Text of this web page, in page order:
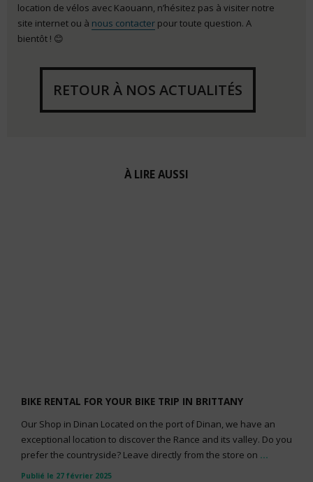
location de vélos avec Kaouann, n’hésitez pas à visiter notre
site internet ou à nous contacter pour toute question. A
bientôt ! 😊
RETOUR À NOS ACTUALITÉS
À LIRE AUSSI
BIKE RENTAL FOR YOUR BIKE TRIP IN BRITTANY
Our Shop in Dinan Located on the port of Dinan, we have an
exceptional location to discover the Rance and its valley. Do you
prefer the countryside? Leave directly from the store on ...
Publié le 27 février 2025